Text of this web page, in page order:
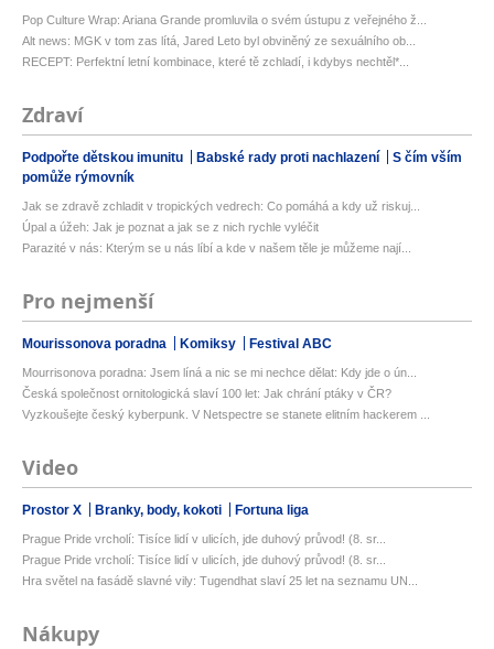
Pop Culture Wrap: Ariana Grande promluvila o svém ústupu z veřejného ž...
Alt news: MGK v tom zas lítá, Jared Leto byl obviněný ze sexuálního ob...
RECEPT: Perfektní letní kombinace, které tě zchladí, i kdybys nechtěl*...
Zdraví
Podpořte dětskou imunitu Babské rady proti nachlazení
S čím vším
pomůže rýmovník
Jak se zdravě zchladit v tropických vedrech: Co pomáhá a kdy už riskuj...
Úpal a úžeh: Jak je poznat a jak se z nich rychle vyléčit
Parazité v nás: Kterým se u nás líbí a kde v našem těle je můžeme nají...
Pro nejmenší
Mourissonova poradna Komiksy Festival ABC
Mourrisonova poradna: Jsem líná a nic se mi nechce dělat: Kdy jde o ún...
Česká společnost ornitologická slaví 100 let: Jak chrání ptáky v ČR?
Vyzkoušejte český kyberpunk. V Netspectre se stanete elitním hackerem ...
Video
Prostor X Branky, body, kokoti Fortuna liga
Prague Pride vrcholí: Tisíce lidí v ulicích, jde duhový průvod! (8. sr...
Prague Pride vrcholí: Tisíce lidí v ulicích, jde duhový průvod! (8. sr...
Hra světel na fasádě slavné vily: Tugendhat slaví 25 let na seznamu UN...
Nákupy